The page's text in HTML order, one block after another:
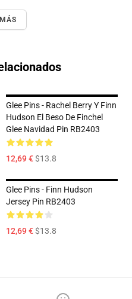
Glee Pins - Rachel Berry Y Finn
Hudson El Beso De Finchel
Glee Navidad Pin RB2403
12,69 €$13.8
Glee Pins - Finn Hudson
Jersey Pin RB2403
12,69 €$13.8